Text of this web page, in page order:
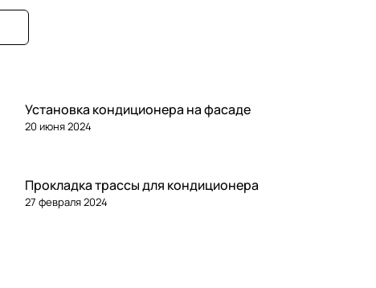
Установка кондиционера на фасаде
20 июня 2024
Прокладка трассы для кондиционера
27 февраля 2024